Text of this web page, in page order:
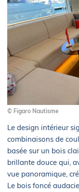
© Figaro Nautisme
Le design intérieur
combinaisons de
basée sur un bois
brillante douce qui,
vue panoramique,
Le bois foncé